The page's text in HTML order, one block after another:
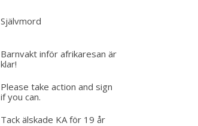
Självmord
Barnvakt inför afrikaresan är
klar!
Please take action and sign
if you can.
Tack älskade KA för 19 år